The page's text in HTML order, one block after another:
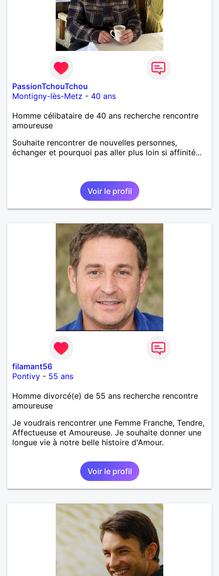
PassionTchouTchou
Montigny-lès-Metz - 40 ans
Homme célibataire de 40 ans recherche rencontre
amoureuse
Souhaite rencontrer de nouvelles personnes,
échanger et pourquoi pas aller plus loin si affinité...
Voir le profil
filamant56
Pontivy - 55 ans
Homme divorcé(e) de 55 ans recherche rencontre
amoureuse
Je voudrais rencontrer une Femme Franche, Tendre,
Affectueuse et Amoureuse. Je souhaite donner une
longue vie à notre belle histoire d'Amour.
Voir le profil